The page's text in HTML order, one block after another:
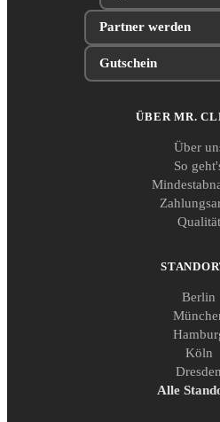
Partner werden
Gutschein
ÜBER MR.
Über
So
Qualität
Berlin
Köln
Dresden
Alle